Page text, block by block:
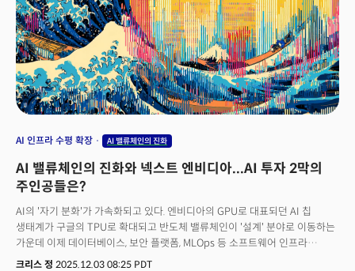
AI 인프라 수평 확장 AI 밸류체인의 진화
AI 밸류체인의 진화와 넥스트 엔비디아...AI 투자 2막의
주인공들은?
AI의 '자기 분화'가 가속화되고 있다. 엔비디아의 GPU로 대표되던 AI 칩
생태계가 구글의 TPU로 확대되고 반도체 밸류체인이 '설계' 분야로 이동하는
가운데 이제 데이터베이스, 보안 플랫폼, MLOps 등 소프트웨어 인프라
전반으로 확산하고 있다는 강력한 징후가 관측됐다. 투자자들의 시선이 다른
크리스 정 2025.12.03 08:25 PDT